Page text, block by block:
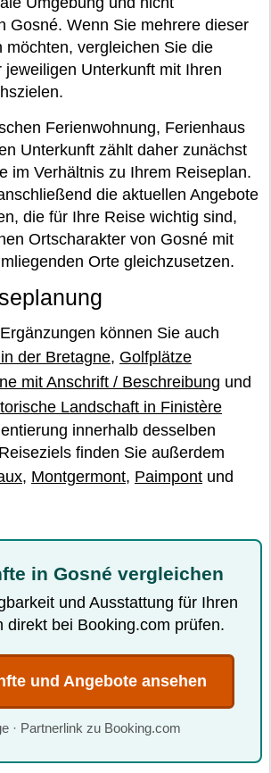
Gosné. Wenn Sie mehrere dieser
möchten, vergleichen Sie die
jeweiligen Unterkunft mit Ihren
Ferienwohnung, Ferienhaus
Unterkunft zählt daher zunächst
im Verhältnis zu Ihrem Reiseplan.
die aktuellen Angebote
die für Ihre Reise wichtig sind,
Ortscharakter von Gosné mit
Orte gleichzusetzen.
können Sie auch
der Bretagne, Golfplätze
mit Anschrift / Beschreibung und
Landschaft in Finistère
innerhalb desselben
finden Sie außerdem
, Montgermont, Paimpont und
in Gosné vergleichen
und Ausstattung für Ihren
direkt bei Booking.com prüfen.
und Angebote ansehen
· Partnerlink zu Booking.com